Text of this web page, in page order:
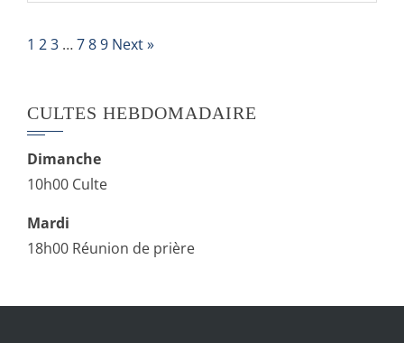
1 23 …789 Next »
CULTES HEBDOMADAIRE
Dimanche
10h00 Culte
Mardi
18h00 Réunion de prière